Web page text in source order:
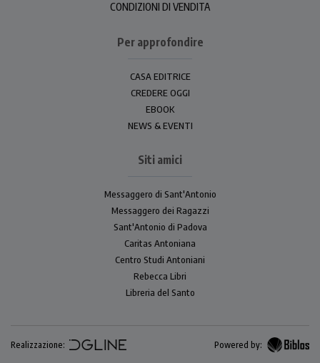
CONDIZIONI DI VENDITA
Per approfondire
CASA EDITRICE
CREDERE OGGI
EBOOK
NEWS & EVENTI
Siti amici
Messaggero di Sant'Antonio
Messaggero dei Ragazzi
Sant'Antonio di Padova
Caritas Antoniana
Centro Studi Antoniani
Rebecca Libri
Libreria del Santo
Realizzazione: Powered by: